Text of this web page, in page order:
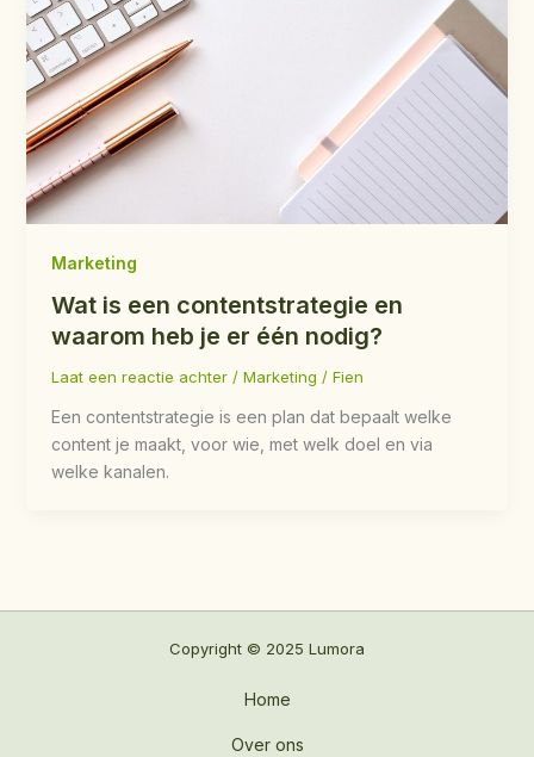
Marketing
Wat is een contentstrategie en
waarom heb je er één nodig?
Laat een reactie achter / Marketing / Fien
Een contentstrategie is een plan dat bepaalt welke
content je maakt, voor wie, met welk doel en via
welke kanalen.
Copyright © 2025 Lumora
Home
Over ons